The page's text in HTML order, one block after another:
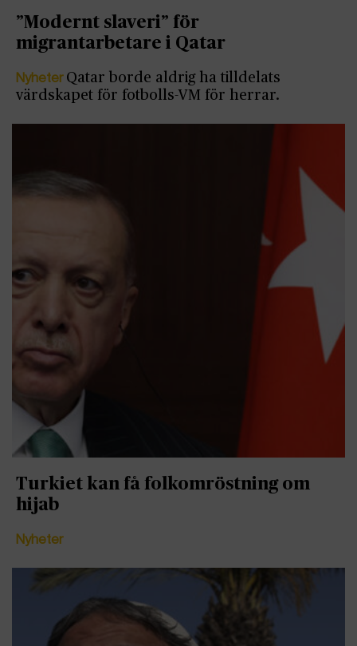
”Modernt slaveri” för
migrantarbetare i Qatar
Nyheter Qatar borde aldrig ha tilldelats
värdskapet för fotbolls-VM för herrar.
Turkiet kan få folkomröstning om
hijab
Nyheter